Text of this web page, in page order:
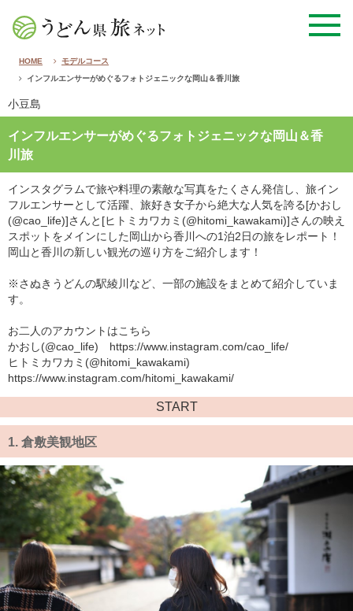
HOME
モデルコース
インフルエンサーがめぐるフォトジェニックな岡山＆香川旅
小豆島
インフルエンサーがめぐるフォトジェニックな岡山＆香
川旅
インスタグラムで旅や料理の素敵な写真をたくさん発信し、旅イン
フルエンサーとして活躍、旅好き女子から絶大な人気を誇る[かおし
(@cao_life)]さんと[ヒトミカワカミ(@hitomi_kawakami)]さんの映え
スポットをメインにした岡山から香川への1泊2日の旅をレポート！
岡山と香川の新しい観光の巡り方をご紹介します！
※さぬきうどんの駅綾川など、一部の施設をまとめて紹介していま
す。
お二人のアカウントはこちら
かおし(@cao_life) https://www.instagram.com/cao_life/
ヒトミカワカミ(@hitomi_kawakami)
https://www.instagram.com/hitomi_kawakami/
START
1. 倉敷美観地区